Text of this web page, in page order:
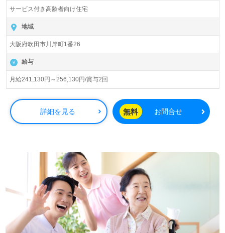
入居定員32名（30室/全室個室）『コミュニティホームあ
んり川岸』株式会社アンリ（本社：大阪府大阪市）様の運
営です。大阪府を中心にサービス付き高齢者向け住宅、訪
問介護ステーション、居宅介護支援事業を展開されていま
す。
◎『ゆったりと寄り添える！日々のコミュニケーションで
私の笑顔も増えました！』お声も届く事業所様！◎
看護助手や介護職経験のある方をお迎えします。幅広い年
代層の職員様が活躍中！職員様同士のチームワーク、風通
し良く働きやすい環境面も嬉しいポイント！『ご利用者様
仕事をしたい』『仕事を通じて学びたい、成長したい』
『転職で施設形態や環境を変えて働きたい』等の方も大歓
迎です。募集詳細等、担当コンサルタントよりご案内しま
す。お問い合わせも遠慮なくお願いします。
医療/福祉業界の正社員/パート求人探しは【ウィルオブ介
護】＊求人情報収集、将来的に検討の方も遠慮なく＊
LINE、メール、お電話などご希望に応じてお問い合わせ/ご
サービス付き高齢者向け住宅
地域
大阪府吹田市川岸町1番26
給与
月給241,130円～256,130円/賞与2回
詳細を見る 無料 お問合せ